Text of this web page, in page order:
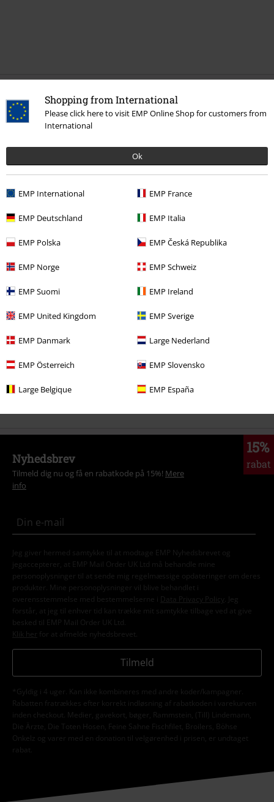
Shopping from International
Please click here to visit EMP Online Shop for customers from
International
Ok
EMP International EMP France
EMP Deutschland EMP Italia
EMP Polska EMP Česká Republika
EMP Norge EMP Schweiz
EMP Suomi EMP Ireland
EMP United Kingdom EMP Sverige
EMP Danmark Large Nederland
EMP Österreich EMP Slovensko
Large Belgique EMP España
%
Tøj & accessories T-shirts
Tøj T-shirts & toppe T-shirts
Young Rebels Dame
Udsalg % Tøj T-shirts & toppe T-Shirts
Dame Tøj T-shirts & toppe T-shirts
15%
rabat
Nyhedsbrev
Tilmeld dig nu og få en rabatkode på 15%! Mere
info
Jeg giver hermed samtykke til at modtage EMP Nyhedsbrevet og
jegaccepterer, at EMP Mail Order UK Ltd må behandle mine
personoplysninger til at sende mig regelmæssige opdateringer om deres
produkter. Mine personoplysninger vil blive behandlet i
overensstemmelse med bestemmelserne i
Data Privacy Policy
. Jeg
forstår, at jeg til enhver tid kan trække mit samtykke tilbage ved at give
besked til EMP Mail Order UK Ltd.
Klik her
for at afmelde nyhedsbrevet.
Tilmeld
*Gyldig i 4 uger. Kan ikke kombineres med andre koder/kampagner.
Rabatten fratrækkes efter korrekt indløsning af rabatkoden i varekurven
inden checkout. Medier, gavekort, bøger, Rammstein, (Till) Lindemann,
Die Ärzte, Die Toten Hosen, Feine Sahne Fischfilet, Broilers, Böhse
Onkelz og varer med en donation til velgørenhed i prisen, er undtaget
rabat.